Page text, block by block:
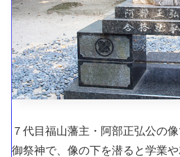
７代目福山藩主・阿部正弘公の
御祭神で、像の下を潜ると学業